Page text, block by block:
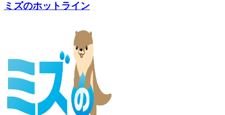
ミズのホットライン